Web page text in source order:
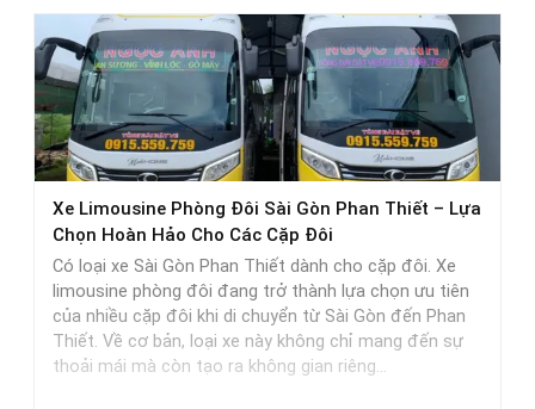
tô
GETF1:
quả
thực
tế
Xe Limousine Phòng Đôi Sài Gòn Phan Thiết – Lựa
Chọn Hoàn Hảo Cho Các Cặp Đôi
Có loại xe Sài Gòn Phan Thiết dành cho cặp đôi. Xe
limousine phòng đôi đang trở thành lựa chọn ưu tiên
của nhiều cặp đôi khi di chuyển từ Sài Gòn đến Phan
Thiết. Về cơ bản, loại xe này không chỉ mang đến sự
thoải mái mà còn tạo ra không gian riêng…